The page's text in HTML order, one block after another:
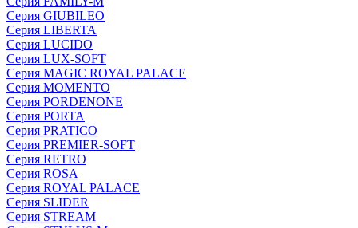
Серия GIUBILEO
Серия LIBERTA
Серия LUCIDO
Серия LUX-SOFT
Серия MAGIC ROYAL PALACE
Серия MOMENTO
Серия PORDENONE
Серия PORTA
Серия PRATICO
Серия PREMIER-SOFT
Серия RETRO
Серия ROSA
Серия ROYAL PALACE
Серия SLIDER
Серия STREAM